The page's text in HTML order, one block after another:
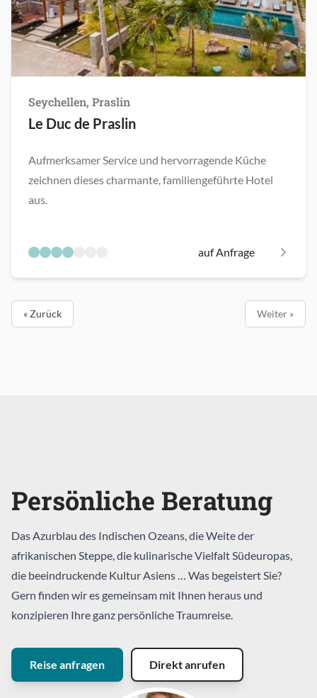
Seychellen, Praslin
Le Duc de Praslin
Aufmerksamer Service und hervorragende Küche
zeichnen dieses charmante, familiengeführte Hotel
aus.
auf Anfrage
« Zurück Weiter »
Persönliche Beratung
Das Azurblau des Indischen Ozeans, die Weite der
afrikanischen Steppe, die kulinarische Vielfalt Südeuropas,
die beeindruckende Kultur Asiens … Was begeistert Sie?
Gern finden wir es gemeinsam mit Ihnen heraus und
konzipieren Ihre ganz persönliche Traumreise.
Reise anfragen Direkt anrufen